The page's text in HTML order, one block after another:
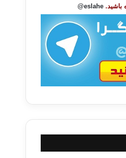
باشید. eslahe@